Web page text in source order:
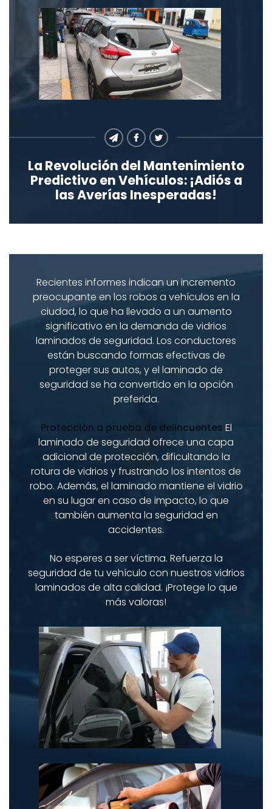
La Revolución del Mantenimiento
Predictivo en Vehículos: ¡Adiós a
las Averías Inesperadas!
Recientes informes indican un incremento
preocupante en los robos a vehículos en la
ciudad, lo que ha llevado a un aumento
significativo en la demanda de vidrios
laminados de seguridad. Los conductores
están buscando formas efectivas de
proteger sus autos, y el laminado de
seguridad se ha convertido en la opción
preferida.
Protección a prueba de delincuentes El
laminado de seguridad ofrece una capa
adicional de protección, dificultando la
rotura de vidrios y frustrando los intentos de
robo. Además, el laminado mantiene el vidrio
en su lugar en caso de impacto, lo que
también aumenta la seguridad en
accidentes.
No esperes a ser víctima. Refuerza la
seguridad de tu vehículo con nuestros vidrios
laminados de alta calidad. ¡Protege lo que
más valoras!